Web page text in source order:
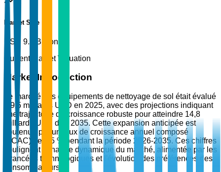
Market Size
USD 9.5 Billion
Current Market Valuation
Market Introduction
Le marché des équipements de nettoyage de sol était évalué
à 9,5 milliards USD en 2025, avec des projections indiquant
une trajectoire de croissance robuste pour atteindre 14,8
milliards USD d'ici 2035. Cette expansion anticipée est
soutenue par un taux de croissance annuel composé
(TCAC) de 4,5 % pendant la période 2026-2035. Ces chiffres
soulignent la nature dynamique du marché, alimentée par les
avancées technologiques et l'évolution des préférences des
consommateurs.